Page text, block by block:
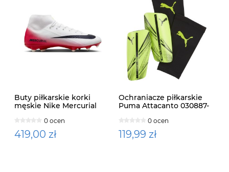
Buty piłkarskie korki
męskie Nike Mercurial
HJ7311 6000 ocen
419,00 zł
Ochraniacze piłkarskie
Puma Attacanto 030887-
0 ocen
119,99 zł